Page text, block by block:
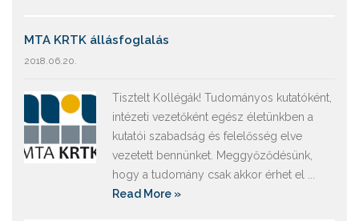
MTA KRTK állásfoglalás
2018.06.20.
Tisztelt Kollégák! Tudományos kutatóként,
intézeti vezetőként egész életünkben a
kutatói szabadság és felelősség elve
vezetett bennünket. Meggyőződésünk,
hogy a tudomány csak akkor érhet el ...
Read More »